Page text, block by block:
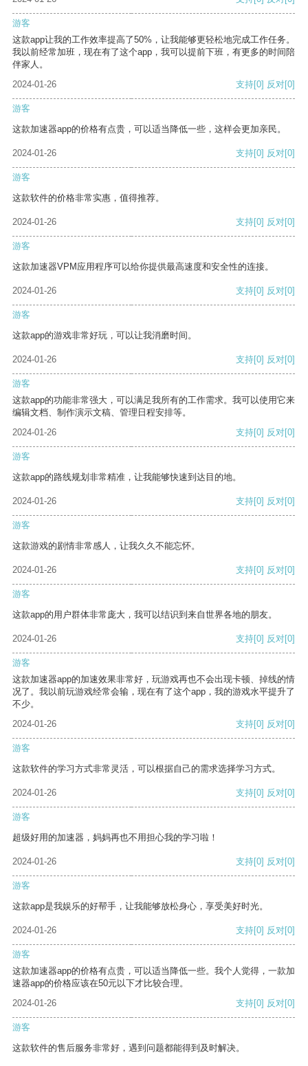
游客
这款app让我的工作效率提高了50%，让我能够更轻松地完成工作任务。
我以前经常加班，现在有了这个app，我可以提前下班，有更多的时间陪
伴家人。
2024-01-26
支持[0] 反对[0]
游客
这款加速器app的价格有点贵，可以适当降低一些，这样会更加亲民。
2024-01-26 支持[0] 反对[0]
游客
这款软件的价格非常实惠，值得推荐。
2024-01-26 支持[0] 反对[0]
游客
这款加速器VPM应用程序可以给你提供最高速度和安全性的连接。
2024-01-26 支持[0] 反对[0]
游客
这款app的游戏非常好玩，可以让我消磨时间。
2024-01-26 支持[0] 反对[0]
游客
这款app的功能非常强大，可以满足我所有的工作需求。我可以使用它来
编辑文档、制作演示文稿、管理日程安排等。
2024-01-26
支持[0] 反对[0]
游客
这款app的路线规划非常精准，让我能够快速到达目的地。
2024-01-26 支持[0] 反对[0]
游客
这款游戏的剧情非常感人，让我久久不能忘怀。
2024-01-26 支持[0] 反对[0]
游客
这款app的用户群体非常庞大，我可以结识到来自世界各地的朋友。
2024-01-26 支持[0] 反对[0]
游客
这款加速器app的加速效果非常好，玩游戏再也不会出现卡顿、掉线的情
况了。我以前玩游戏经常会输，现在有了这个app，我的游戏水平提升了
不少。
2024-01-26
支持[0] 反对[0]
游客
这款软件的学习方式非常灵活，可以根据自己的需求选择学习方式。
2024-01-26 支持[0] 反对[0]
游客
超级好用的加速器，妈妈再也不用担心我的学习啦！
2024-01-26 支持[0] 反对[0]
游客
这款app是我娱乐的好帮手，让我能够放松身心，享受美好时光。
2024-01-26 支持[0] 反对[0]
游客
这款加速器app的价格有点贵，可以适当降低一些。我个人觉得，一款加
速器app的价格应该在50元以下才比较合理。
2024-01-26
支持[0] 反对[0]
游客
这款软件的售后服务非常好，遇到问题都能得到及时解决。